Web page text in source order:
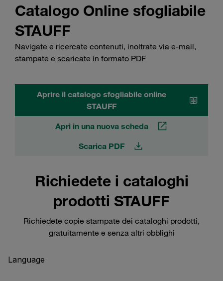
Catalogo Online sfogliabile
STAUFF
Navigate e ricercate contenuti, inoltrate via e-mail,
stampate e scaricate in formato PDF
Aprire il catalogo sfogliabile online
STAUFF
Apri in una nuova scheda
Scarica PDF
Richiedete i cataloghi
prodotti STAUFF
Richiedete copie stampate dei cataloghi prodotti,
gratuitamente e senza altri obblighi